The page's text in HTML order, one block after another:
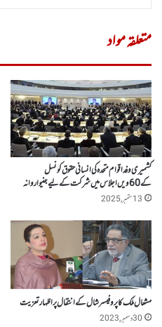
متعلقہ مواد
کشمیری وفد اقوام متحدہ کی انسانی حقوق کونسل
کے 60ویں اجلاس میں شرکت کے لیے جنیوا روانہ
13 ستمبر, 2025
مشعال ملک کا پروفیسر شال کے انتقال پر اظہار تعزیت
30 دسمبر, 2023